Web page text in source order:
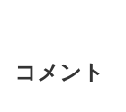
コメント